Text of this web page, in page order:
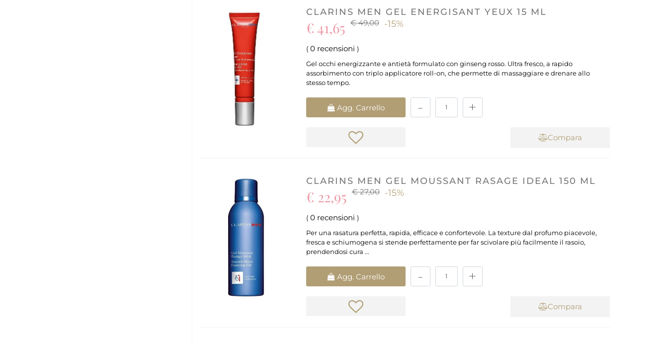
CLARINS MEN GEL ENERGISANT YEUX 15 ML
€ 49,00 -15%
€ 41,65
( 0 recensioni )
Gel occhi energizzante e antietà formulato con ginseng rosso. Ultra fresco, a rapido
assorbimento con triplo applicatore roll-on, che permette di massaggiare e drenare allo
stesso tempo.
Agg. Carrello
Compara
CLARINS MEN GEL MOUSSANT RASAGE IDEAL 150 ML
€ 27,00 -15%
€ 22,95
( 0 recensioni )
Per una rasatura perfetta, rapida, efficace e confortevole. La texture dal profumo piacevole,
fresca e schiumogena si stende perfettamente per far scivolare più facilmente il rasoio,
prendendosi cura ...
Agg. Carrello
Compara